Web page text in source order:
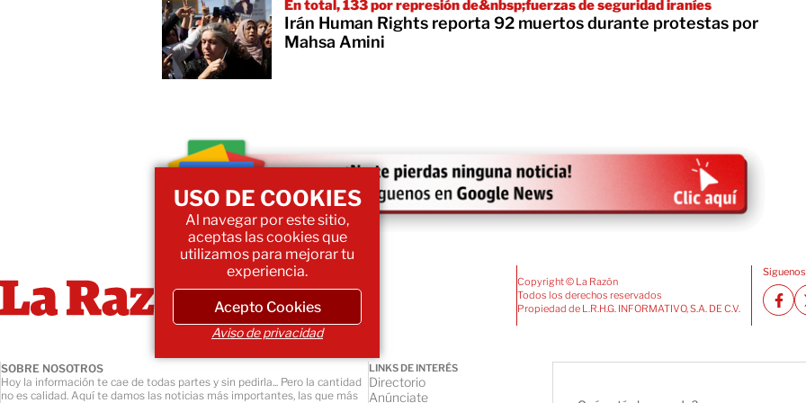
En total, 133 por represión de&nbsp;fuerzas de seguridad iraníes
Irán Human Rights reporta 92 muertos durante protestas por
Mahsa Amini
Copyright © La Razón
Todos los derechos reservados
Propiedad de L.R.H.G. INFORMATIVO, S.A. DE C.V.
SOBRE NOSOTROS
Hoy la información te cae de todas partes y sin pedirla... Pero la cantidad
no es calidad. Aquí te damos las noticias más importantes, las que más
LINKS DE INTERÉS
Directorio
Anúnciate
USO DE COOKIES
Al navegar por este sitio,
aceptas las cookies que
utilizamos para mejorar tu
experiencia.
Acepto Cookies
Aviso de privacidad